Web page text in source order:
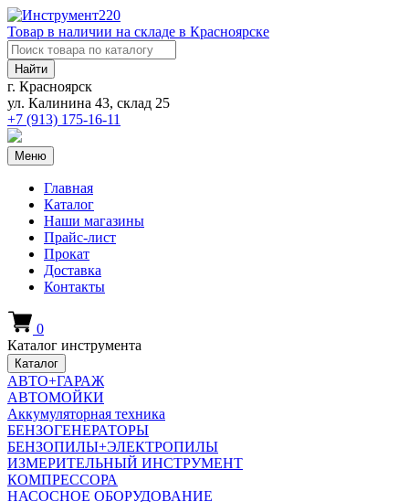
Товар в наличии на складе в Красноярске
Найти
г. Красноярск
ул. Калинина 43, склад 25
+7 (913) 175-16-11
Меню
Главная
Каталог
Наши магазины
Прайс-лист
Прокат
Доставка
Контакты
0
Каталог инструмента
Каталог
АВТО+ГАРАЖ
АВТОМОЙКИ
Аккумуляторная техника
БЕНЗОГЕНЕРАТОРЫ
БЕНЗОПИЛЫ+ЭЛЕКТРОПИЛЫ
ИЗМЕРИТЕЛЬНЫЙ ИНСТРУМЕНТ
КОМПРЕССОРА
НАСОСНОЕ ОБОРУДОВАНИЕ